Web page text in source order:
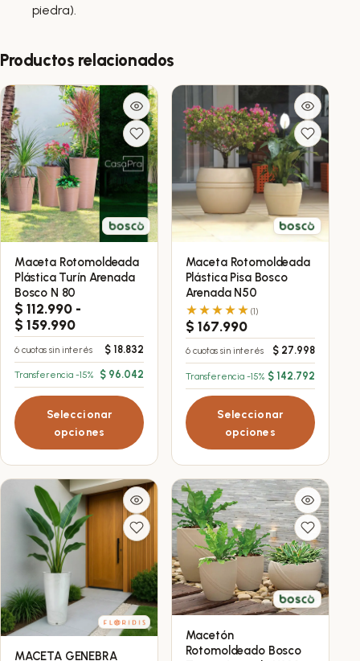
piedra).
Productos relacionados
Maceta Rotomoldeada
Plástica Turín Arenada
Bosco N 80
$ 112.990 -
$ 159.990Rango
de
precios:
desde
$ 112.990
$ 159.990
6 cuotas sin interés $ 18.832
Transferencia -15% $ 96.042
Seleccionar
opciones
Este
producto
tiene
múltiples
variantes.
Las
opciones
se
pueden
elegir
en
página
de
producto
Maceta Rotomoldeada
Plástica Pisa Bosco
Arenada N50
(1)
$ 167.990
6 cuotas sin interés $27.998
Transferencia -15% $142.792
Seleccionar
opciones
Este
producto
tiene
múltiples
variantes.
Las
opciones
se
pueden
elegir
en
la
página
de
producto
MACETA GENEBRA
Macetón
Rotomoldeado Bosco
Este
producto